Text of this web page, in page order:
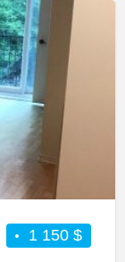
1 150 $